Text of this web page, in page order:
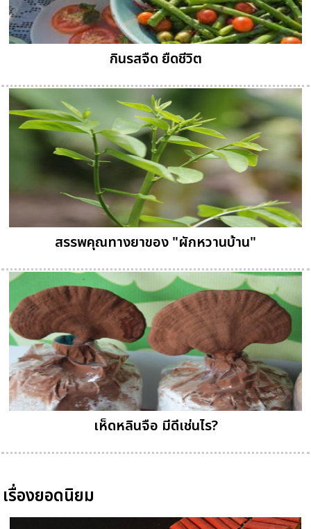
กินรสจืด ยืดชีวิต
สรรพคุณทางยาของ "ผักหวานบ้าน"
เห็ดหลินจือ มีดีเช่นไร?
เรื่องยอดนิยม